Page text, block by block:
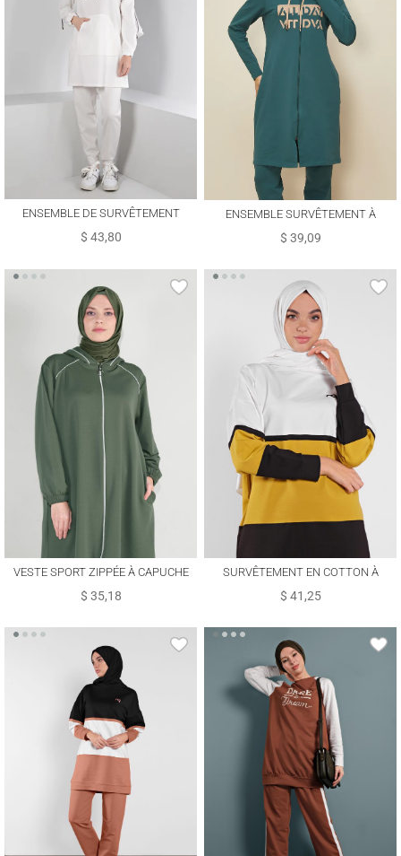
ENSEMBLE DE SURVÊTEMENT
ALVINA T 43365
$ 43,80
ENSEMBLE SURVÊTEMENT À
CAPUCHE 10104
$ 39,09
VESTE SPORT ZIPPÉE À CAPUCHE
$ 35,18
SURVÊTEMENT EN COTTON À
COLORÉ 5708
$ 41,25